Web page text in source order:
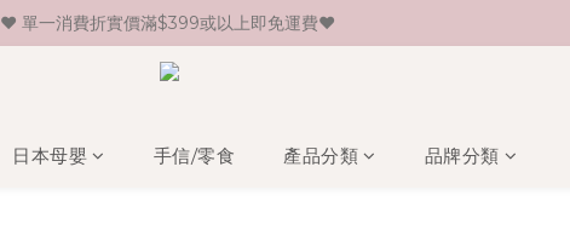
♥ 新會員登記即送HK$30 現金卷♥
♥ 單一消費折實價滿$399或以上即免運費♥
♥ 新會員登記即送HK$30 現金卷♥
日本母嬰 手信/零食 產品分類 品牌分類